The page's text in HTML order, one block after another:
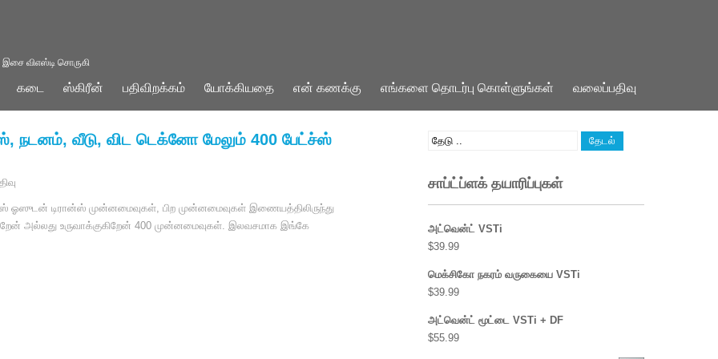
விஎஸ்டி சொருகி
கடை ஸ்கிரீன் பதிவிறக்கம் யோக்கியதை என் கணக்கு எங்களை தொடர்பு கொள்ளுங்கள் வலைப்பதிவு
வீடு, விட டெக்னோ மேலும் 400 பேட்ச்ஸ்
ஓஸுடன் டிரான்ஸ் முன்னமைவுகள், பிற முன்னமைவுகள் இணையத்திலிருந்து
அல்லது உருவாக்குகிறேன் 400 முன்னமைவுகள். இலவசமாக இங்கே
சாப்ட்ப்ளக் தயாரிப்புகள்
அட்வென்ட் VSTi
$39.99
மெக்சிகோ நகரம் வருகையை VSTi
$39.99
அட்வென்ட் மூட்டை VSTi + DF
$55.99